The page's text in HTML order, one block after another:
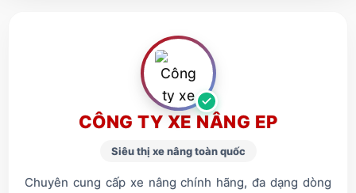
CÔNG TY XE NÂNG EP
Siêu thị xe nâng toàn quốc
Chuyên cung cấp xe nâng chính hãng, đa dạng dòng